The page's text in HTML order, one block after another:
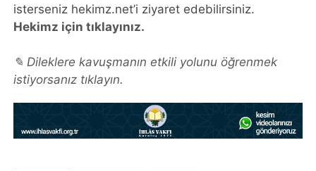
isterseniz hekimz.net’i ziyaret edebilirsiniz.
Hekimz için tıklayınız.
✎ Dileklere kavuşmanın etkili yolunu öğrenmek
istiyorsanız tıklayın.